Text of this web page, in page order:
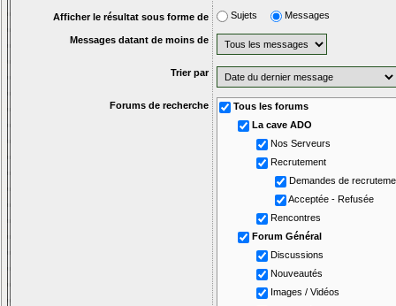
Afficher le résultat sous forme de Sujets Messages
Messages datant de moins de
Trier par
Forums de recherche
Tous les forums
La cave ADO
Nos Serveurs
Recrutement
Demandes de
Acceptée - Refusée
Rencontres
Forum Général
Discussions
Nouveautés
Images / Vidéos